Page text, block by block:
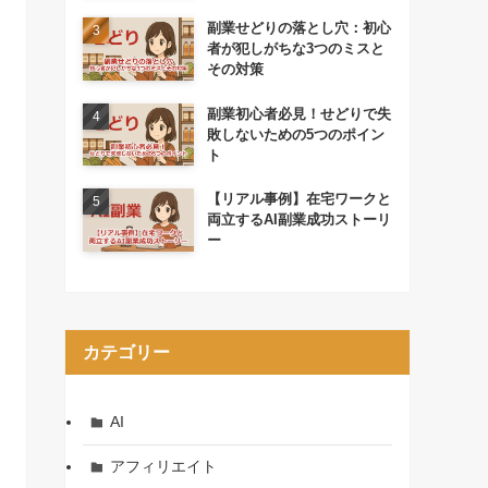
副業せどりの落とし穴：初心
者が犯しがちな3つのミスと
その対策
副業初心者必見！せどりで失
敗しないための5つのポイン
ト
【リアル事例】在宅ワークと
両立するAI副業成功ストーリ
ー
カテゴリー
AI
アフィリエイト